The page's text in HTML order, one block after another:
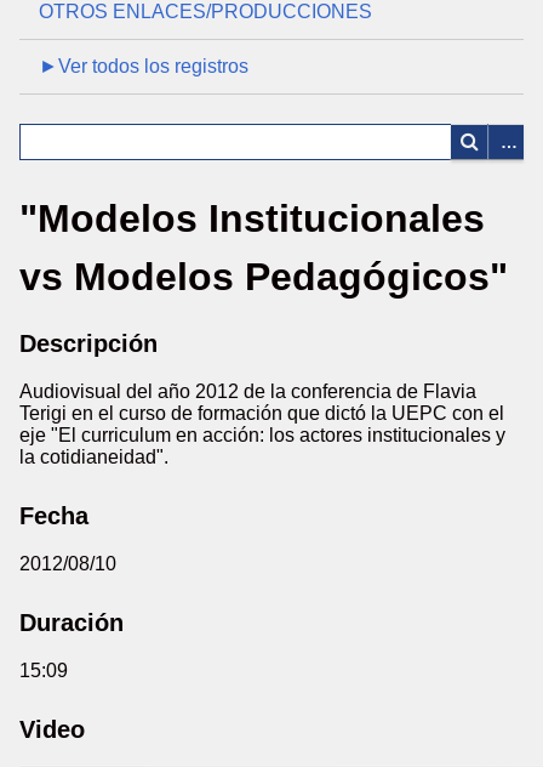
OTROS ENLACES/PRODUCCIONES
►Ver todos los registros
"Modelos Institucionales
vs Modelos Pedagógicos"
Descripción
Audiovisual del año 2012 de la conferencia de Flavia
Terigi en el curso de formación que dictó la UEPC con el
eje "El curriculum en acción: los actores institucionales y
la cotidianeidad".
Fecha
2012/08/10
Duración
15:09
Video